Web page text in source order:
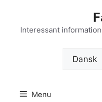
indholdInteressant
Vælg
sprog
Menu